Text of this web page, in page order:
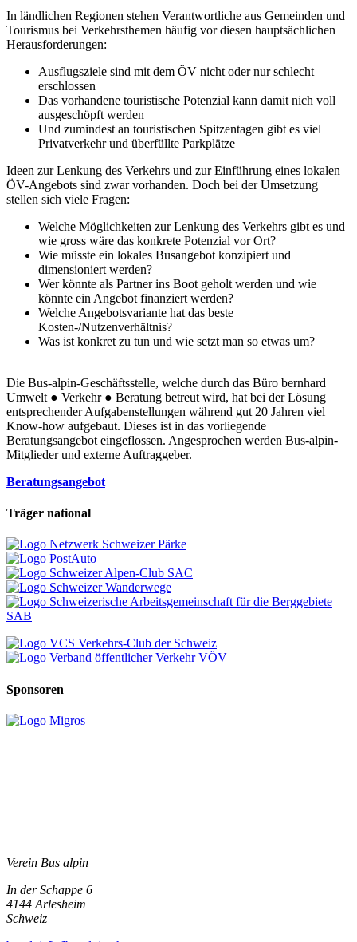
In ländlichen Regionen stehen Verantwortliche aus Gemeinden und
Tourismus bei Verkehrsthemen häufig vor diesen hauptsächlichen
Herausforderungen:
Ausflugsziele sind mit dem ÖV nicht oder nur schlecht
erschlossen
Das vorhandene touristische Potenzial kann damit nich voll
ausgeschöpft werden
Und zumindest an touristischen Spitzentagen gibt es viel
Privatverkehr und überfüllte Parkplätze
Ideen zur Lenkung des Verkehrs und zur Einführung eines lokalen
ÖV-Angebots sind zwar vorhanden. Doch bei der Umsetzung
stellen sich viele Fragen:
Welche Möglichkeiten zur Lenkung des Verkehrs gibt es und
wie gross wäre das konkrete Potenzial vor Ort?
Wie müsste ein lokales Busangebot konzipiert und
dimensioniert werden?
Wer könnte als Partner ins Boot geholt werden und wie
könnte ein Angebot finanziert werden?
Welche Angebotsvariante hat das beste
Kosten-/Nutzenverhältnis?
Was ist konkret zu tun und wie setzt man so etwas um?
Die Bus-alpin-Geschäftsstelle, welche durch das Büro bernhard
Umwelt ● Verkehr ● Beratung betreut wird, hat bei der Lösung
entsprechender Aufgabenstellungen während gut 20 Jahren viel
Know-how aufgebaut. Dieses ist in das vorliegende
Beratungsangebot eingeflossen. Angesprochen werden Bus-alpin-
Mitglieder und externe Auftraggeber.
Beratungsangebot
Träger national
Sponsoren
Verein Bus alpin
In der Schappe 6
4144 Arlesheim
Schweiz